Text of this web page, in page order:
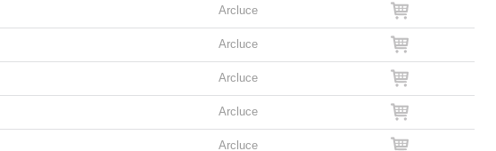
Arcluce
Arcluce
Arcluce
Arcluce
Arcluce